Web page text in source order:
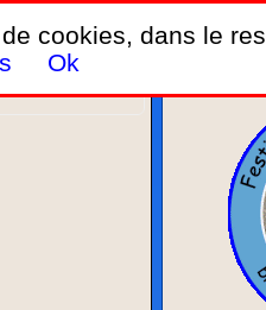
cookies, dans le
Ok